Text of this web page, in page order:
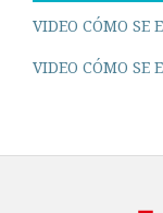
VIDEO CÓMO SE
VIDEO CÓMO SE